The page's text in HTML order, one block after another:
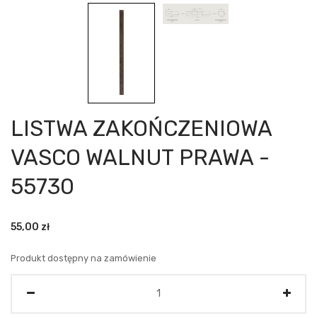
LISTWA ZAKOŃCZENIOWA
VASCO WALNUT PRAWA -
55730
55,00 zł
Produkt dostępny na zamówienie